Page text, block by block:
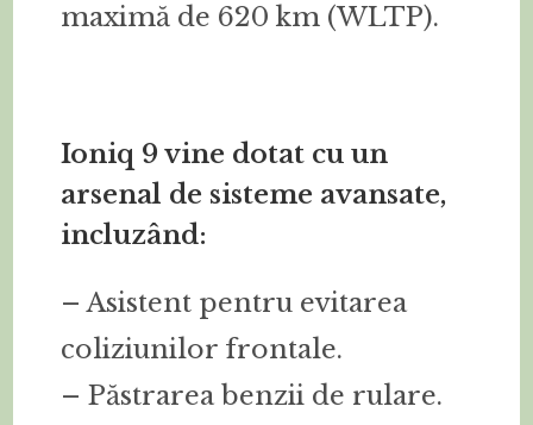
maximă de 620 km (WLTP).
Ioniq 9 vine dotat cu un
arsenal de sisteme avansate,
incluzând:
– Asistent pentru evitarea
coliziunilor frontale.
– Păstrarea benzii de rulare.